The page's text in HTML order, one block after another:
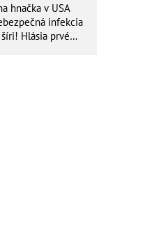
hnačka v USA
infekcia
Hlásia prvé